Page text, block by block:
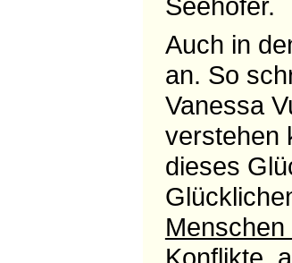
Auch in
an. So
Vanessa
verstehen
dieses
Konflikte,